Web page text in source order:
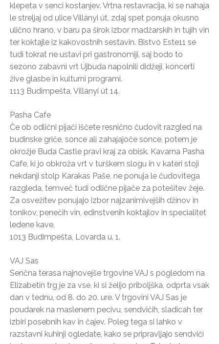
klepeta v senci kostanjev. Vrtna restavracija, ki se nahaja
le streljaj od ulice Villányi út, zdaj spet ponuja okusno
ulično hrano, v baru pa širok izbor madžarskih in tujih vin
ter koktajle iz kakovostnih sestavin. Bistvo Este11 se
tudi tokrat ne ustavi pri gastronomiji, saj bodo to
sezono zabavni vrt Újbuda napolnili didžeji, koncerti
žive glasbe in kulturni programi.
1113 Budimpešta, Villányi út 14.
Pasha Cafe
Če ob odlični pijači iščete resnično čudovit razgled na
budinske griče, sonce ali zahajajoče sonce, potem je
okrožje Buda Castle pravi kraj za obisk. Kavarna Pasha
Cafe, ki jo obkroža vrt v turškem slogu in v kateri stoji
nekdanji stolp Karakas Paše, ne ponuja le čudovitega
razgleda, temveč tudi odlične pijače za potešitev žeje.
Za osvežitev ponujajo izbor najzanimivejših džinov in
tonikov, penečih vin, edinstvenih koktajlov in specialitet
ledene kave.
1013 Budimpešta, Lovarda u. 1.
VAJ Sas
Senčna terasa najnovejše trgovine VAJ s pogledom na
Elizabetin trg je za vse, ki si želijo priboljška, odprta vsak
dan v tednu, od 8. do 20. ure. V trgovini VAJ Sas je
poudarek na maslenem pecivu, sendvičih, sladicah ter
izbiri posebnih kav in čajev. Poleg tega si lahko v
razstavni kuhinji ogledate, kako se pripravljajo sendviči